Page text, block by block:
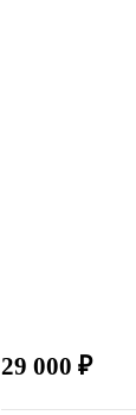
29 000 ₽